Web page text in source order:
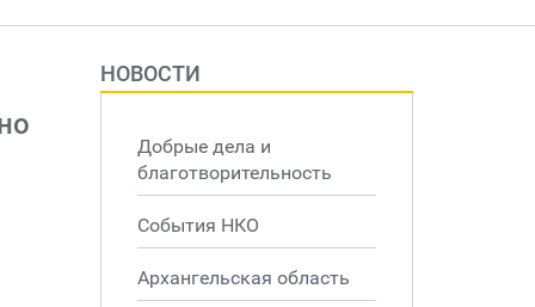
НОВОСТИ
Добрые дела и
благотворительность
События НКО
Архангельская область